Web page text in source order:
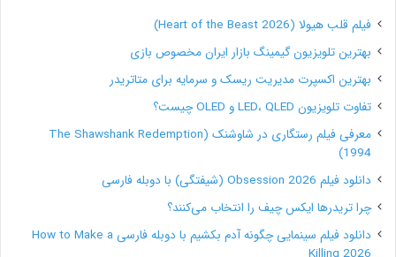
دعوت به مناقصه (IFB)
سازمان‌ها زمانی از این پروپوزال استفاده می‌کنند که شرح
وظایف و دامنۀ کاری مشخص و از پیش تعریف شده داشته
باشند و بخواهند شرکت‌های مختلف برای انجام پروژه‌های
آنان با یکدیگر رقابت کنند. پروپوزالی که شما در چنین
مواقعی می‌نویسید، باید نشان دهد که می‌توانید کارهای
خواسته شده را با قیمت پیشنهادی خودتان انجام دهید و
برتری‌های نسبت به دیگر رقبای حاضر در مناقصه نیز دارید.
فیلم قلب هیولا (Heart of the Beast 2026)
بهترین تلویزیون گیمینگ بازار ایران مخصوص بازی
بهترین اکسپرت مدیریت ریسک و سرمایه برای متاتریدر
تفاوت تلویزیون LED، QLED و OLED چیست؟
معرفی فیلم رستگاری در شاوشنک (The Shawshank Redemption
1994)
دانلود فیلم Obsession 2026 (شیفتگی) با دوبله فارسی
چرا تریدرها ایکس چیف را انتخاب می‌کنند؟
دانلود فیلم سینمایی چگونه آدم بکشیم با دوبله فارسی How to Make a